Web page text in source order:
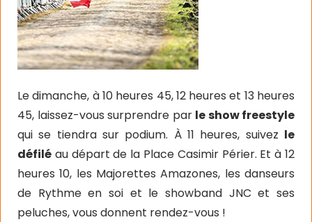
Le dimanche, à 10 heures 45, 12 heures et 13 heures
45, laissez-vous surprendre par le show freestyle
qui se tiendra sur podium. À 11 heures, suivez le
défilé au départ de la Place Casimir Périer. Et à 12
heures 10, les Majorettes Amazones, les danseurs
de Rythme en soi et le showband JNC et ses
peluches, vous donnent rendez-vous !